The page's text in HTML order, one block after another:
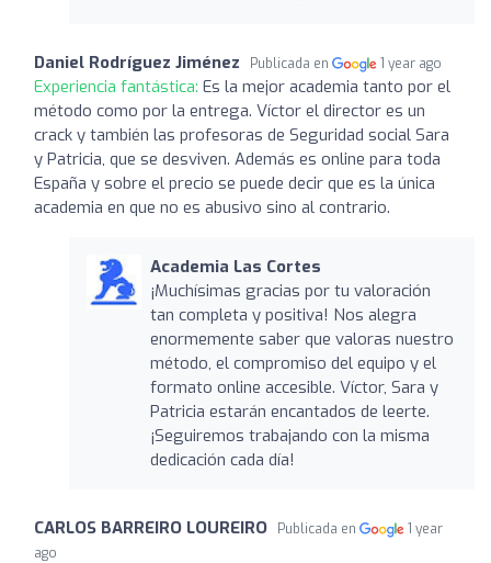
Daniel Rodríguez Jiménez Publicada en 1 year ago
Experiencia fantástica: Es la mejor academia tanto por el
método como por la entrega. Víctor el director es un
crack y también las profesoras de Seguridad social Sara
y Patricia, que se desviven. Además es online para toda
España y sobre el precio se puede decir que es la única
academia en que no es abusivo sino al contrario.
Academia Las Cortes
¡Muchísimas gracias por tu valoración
tan completa y positiva! Nos alegra
enormemente saber que valoras nuestro
método, el compromiso del equipo y el
formato online accesible. Víctor, Sara y
Patricia estarán encantados de leerte.
¡Seguiremos trabajando con la misma
dedicación cada día!
CARLOS BARREIRO LOUREIRO Publicada en
1 year
ago